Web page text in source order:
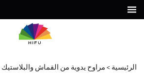
الرئيسية > مراوح يدوية من القماش والبلاستيك